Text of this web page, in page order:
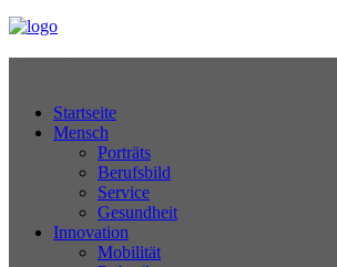
Startseite
Mensch
Porträts
Berufsbild
Service
Gesundheit
Innovation
Mobilität